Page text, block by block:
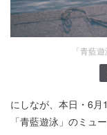
「青藍
にしなが、本日・6
「青藍遊泳」のミュ